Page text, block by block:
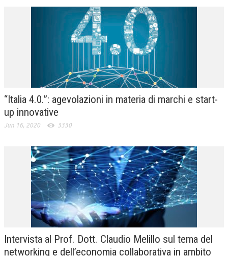
“Italia 4.0.”: agevolazioni in materia di marchi e start-
up innovative
Jun 16, 2020 3330
Intervista al Prof. Dott. Claudio Melillo sul tema del
networking e dell’economia collaborativa in ambito